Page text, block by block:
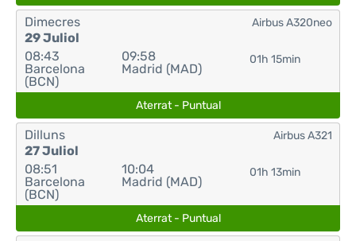
Dimecres
29 Juliol
08:43
Barcelona
(BCN)
09:58
Madrid (MAD)
01h 15min
Airbus A320neo
Aterrat - Puntual
Dilluns
27 Juliol
08:51
Barcelona
(BCN)
10:04
Madrid (MAD)
01h 13min
Airbus A321
Aterrat - Puntual